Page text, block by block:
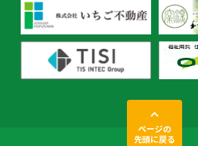
ページの
先頭に戻る